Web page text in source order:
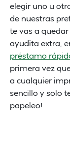
elegir uno u
de nuestras
te vas a
ayudita extra,
préstamo
primera vez
a cualquier
sencillo y solo
papeleo!